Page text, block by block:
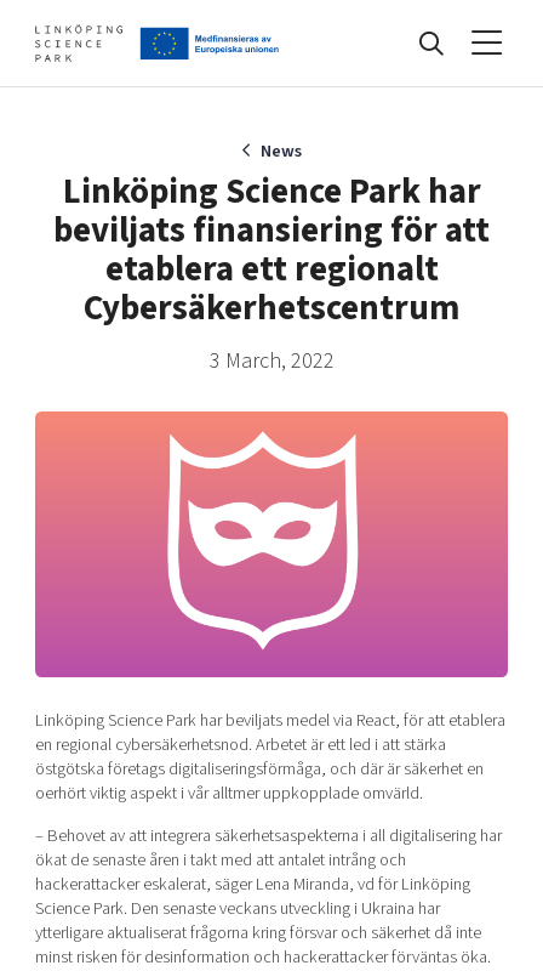
Find your network
Artificial intelligence
Internet of Things
Manufacturing industries
Visual technologies
Shaping cities and regions
Bright East
Reversed mentorship
Current offers and activities
Develop your company
Upgrade your skills & master new ones
Startup & industry collaboration
Offers to boost your business
Funding opportunities
About
Our story, mission & vision
Our community of companies
Project toolbox
Our clusters
Reach out to us
Locations
40 years anniversary
Today's lunch in Mjärdevi
News
Linköping Science Park har
beviljats finansiering för att
etablera ett regionalt
Cybersäkerhetscentrum
3 March, 2022
Linköping Science Park har beviljats medel via React, för att etablera
en regional cybersäkerhetsnod. Arbetet är ett led i att stärka
östgötska företags digitaliseringsförmåga, och där är säkerhet en
oerhört viktig aspekt i vår alltmer uppkopplade omvärld.
– Behovet av att integrera säkerhetsaspekterna i all digitalisering har
ökat de senaste åren i takt med att antalet intrång och
hackerattacker eskalerat, säger Lena Miranda, vd för Linköping
Science Park. Den senaste veckans utveckling i Ukraina har
ytterligare aktualiserat frågorna kring försvar och säkerhet då inte
minst risken för desinformation och hackerattacker förväntas öka.